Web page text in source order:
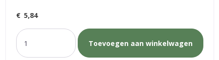
€ 5,84
oregano
aantal
Toevoegen aan winkelwagen